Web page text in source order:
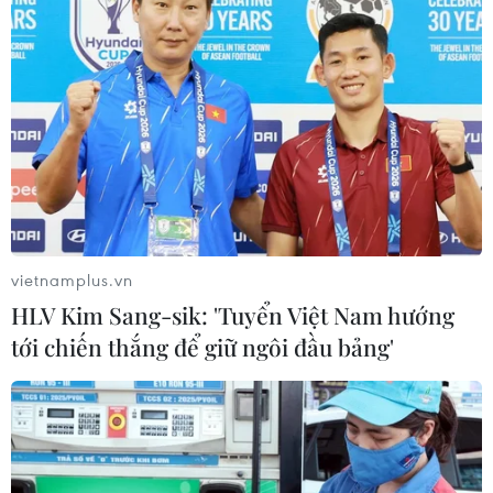
vực khác liên quan đến hàng hóa như quy tắc
xuất xứ, các biện pháp vệ sinh, kiểm dịch động
thực vật, các rào cản kỹ thuật liên quan đến
thương mại, phòng vệ thương mại và các cơ chế
hợp tác giữa hai bên trong trao đổi thương mại;
đưa ra các điều khoản trong tương lai gần, cho
phép làm sâu sắc thêm các đàm phán tiếp theo
về lĩnh vực dịch vụ và đầu tư giữa hai nước./.
vietnamplus.vn
HLV Kim Sang-sik: 'Tuyển Việt Nam hướng
tới chiến thắng để giữ ngôi đầu bảng'